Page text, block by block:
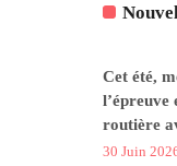
Cet été,
l’épreuve
routière
30 Juin